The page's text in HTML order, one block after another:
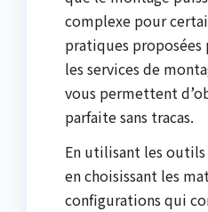
complexe pour
pratiques proposées
les services de
vous permettent
parfaite sans tracas.
En utilisant les
en choisissant les
configurations qui